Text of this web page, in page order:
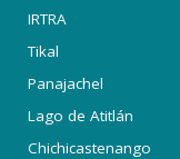
IRTRA
Tikal
Panajachel
Lago de Atitlán
Chichicastenango